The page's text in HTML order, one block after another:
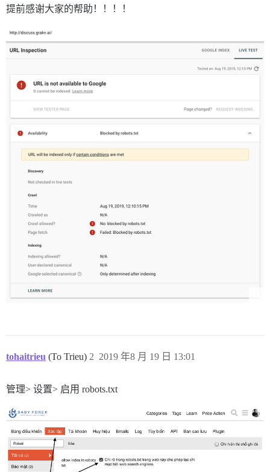
提前感谢大家的帮助！！！！
tohaitrieu (To Trieu) 2019 年8 月 19 日 13:01
2
管理> 设置> 启用 robots.txt